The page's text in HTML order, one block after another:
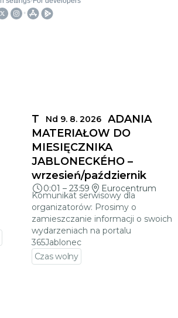
Nd 9. 8. 2026
TERMINY SKŁADANIA
MATERIAŁÓW DO
MIESIĘCZNIKA
JABLONECKÉHO –
wrzesień/październik
0:01 – 23:59 Eurocentrum
Komunikat serwisowy dla
organizatorów: Prosimy o
zamieszczanie informacji o swoich
wydarzeniach na portalu
365Jablonec
Czas wolny